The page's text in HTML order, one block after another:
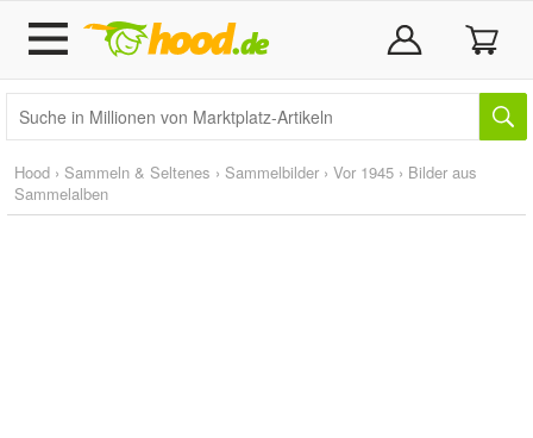
Hood › Sammeln & Seltenes › Sammelbilder › Vor 1945 › Bilder aus
Sammelalben